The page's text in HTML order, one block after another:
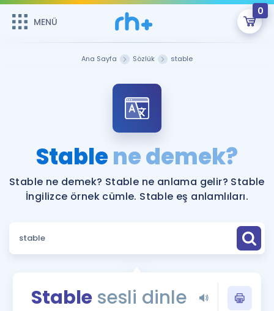
MENÜ
0
ÜYE DEĞİLİM
Sepetin Şu An Boş.
Remzi Hoca ile seni sınava hazırlayacak onlarca eğitim seni
bekliyor!
MENÜ
Faydalı Araçlar
Sözlük
Ana Sayfa Sözlük stable
Stablene demek?
Stable ne demek? Stable ne anlama gelir? Stable
İngilizce örnek cümle. Stable eş anlamlıları.
Stablesesli dinle